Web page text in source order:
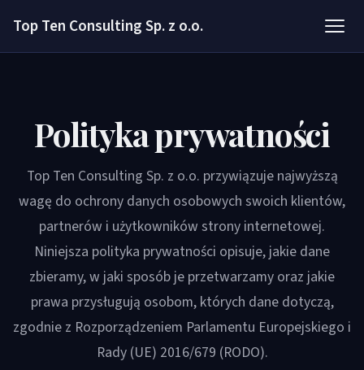
Top Ten Consulting Sp. z o.o.
Polityka prywatności
Top Ten Consulting Sp. z o.o. przywiązuje najwyższą
wagę do ochrony danych osobowych swoich klientów,
partnerów i użytkowników strony internetowej.
Niniejsza polityka prywatności opisuje, jakie dane
zbieramy, w jaki sposób je przetwarzamy oraz jakie
prawa przysługują osobom, których dane dotyczą,
zgodnie z Rozporządzeniem Parlamentu Europejskiego i
Rady (UE) 2016/679 (RODO).